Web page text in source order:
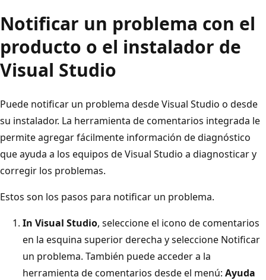
Notificar un problema con el
producto o el instalador de
Visual Studio
Puede notificar un problema desde Visual Studio o desde
su instalador. La herramienta de comentarios integrada le
permite agregar fácilmente información de diagnóstico
que ayuda a los equipos de Visual Studio a diagnosticar y
corregir los problemas.
Estos son los pasos para notificar un problema.
In Visual Studio, seleccione el icono de comentarios
en la esquina superior derecha y seleccione Notificar
un problema. También puede acceder a la
herramienta de comentarios desde el menú: Ayuda